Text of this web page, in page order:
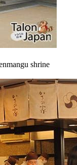
shrine